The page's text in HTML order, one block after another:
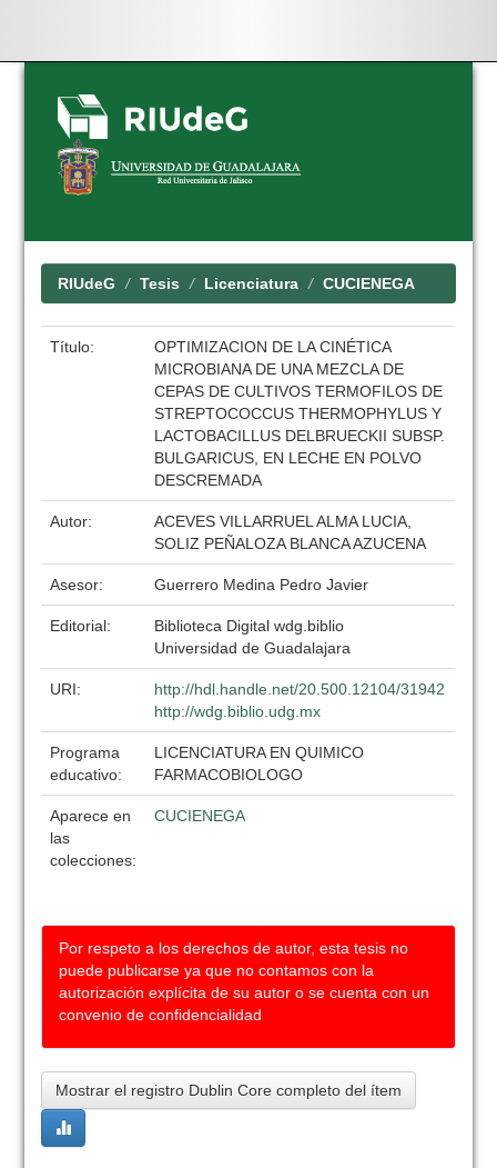
Skip
navigation
RIUdeG Tesis Licenciatura CUCIENEGA
Título:
OPTIMIZACION DE LA CINÉTICA
MICROBIANA DE UNA MEZCLA DE
CEPAS DE CULTIVOS TERMOFILOS DE
STREPTOCOCCUS THERMOPHYLUS Y
LACTOBACILLUS DELBRUECKII SUBSP.
BULGARICUS, EN LECHE EN POLVO
DESCREMADA
Autor:
ACEVES VILLARRUEL ALMA LUCIA,
SOLIZ PEÑALOZA BLANCA AZUCENA
Asesor: Guerrero Medina Pedro Javier
Editorial:
Biblioteca Digital wdg.biblio
Universidad de Guadalajara
URI:
http://hdl.handle.net/20.500.12104/31942
http://wdg.biblio.udg.mx
Programa
educativo:
LICENCIATURA EN QUIMICO
FARMACOBIOLOGO
Aparece en
las
colecciones:
CUCIENEGA
Por respeto a los derechos de autor, esta tesis no
puede publicarse ya que no contamos con la
autorización explícita de su autor o se cuenta con un
convenio de confidencialidad
Mostrar el registro Dublin Core completo del ítem